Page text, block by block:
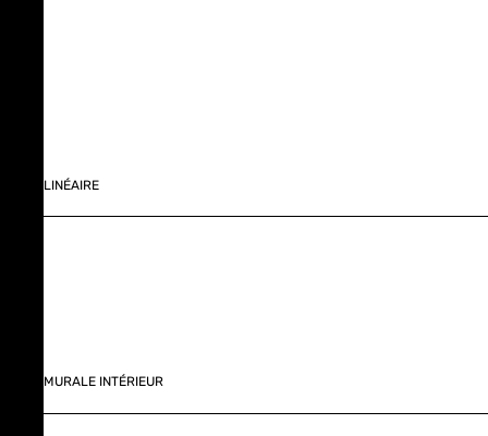
LINÉAIRE
MURALE INTÉRIEUR